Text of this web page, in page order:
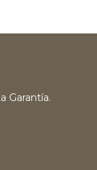
Garantía.